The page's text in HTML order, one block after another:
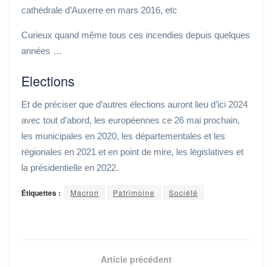
cathédrale d’Auxerre en mars 2016, etc
Curieux quand même tous ces incendies depuis quelques
années …
Elections
Et de préciser que d’autres élections auront lieu d’ici 2024
avec tout d’abord, les européennes ce 26 mai prochain,
les municipales en 2020, les départementales et les
régionales en 2021 et en point de mire, les législatives et
la présidentielle en 2022.
Étiquettes : Macron Patrimoine Société
Article précédent